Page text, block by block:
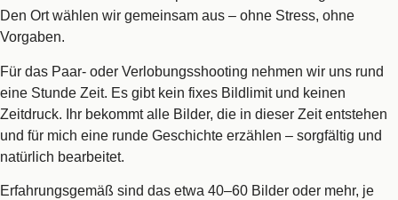
Den Ort wählen wir gemeinsam aus – ohne Stress, ohne
Vorgaben.
Für das Paar- oder Verlobungsshooting nehmen wir uns rund
eine Stunde Zeit. Es gibt kein fixes Bildlimit und keinen
Zeitdruck. Ihr bekommt alle Bilder, die in dieser Zeit entstehen
und für mich eine runde Geschichte erzählen – sorgfältig und
natürlich bearbeitet.
Erfahrungsgemäß sind das etwa 40–60 Bilder oder mehr, je